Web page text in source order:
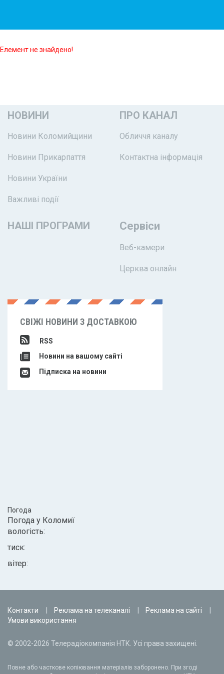
Елемент не знайдено!
НОВИНИ
Новини Коломийщини
Новини Прикарпаття
Новини України
Важливі події
ПРО КАНАЛ
Обличчя каналу
Контактна інформація
НАШІ ПРОГРАМИ Сервіси
Веб-камери
Церква онлайн
СВІЖІ НОВИНИ З ДОСТАВКОЮ
RSS
Новини на вашому сайті
Підписка на новини
Погода
Погода у Коломиї
вологість:
тиск:
вітер:
Контакти Реклама на телеканалі
Реклама на сайті
Умови використання
© 2002-2026 Телерадіокомпанія НТК. Усі права захищені.
Повне або часткове копіювання матеріалів заборонено. При згоді